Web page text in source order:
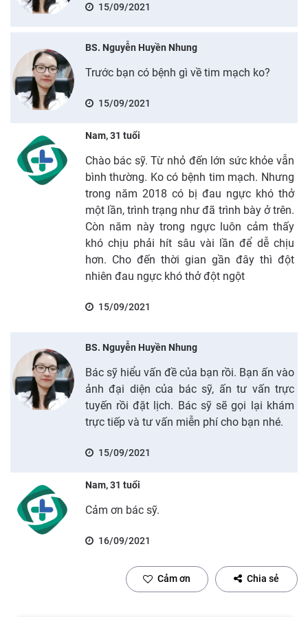
15/09/2021
BS. Nguyễn Huyền Nhung
Trước bạn có bệnh gì về tim mạch ko?
15/09/2021
Nam, 31 tuổi
Chào bác sỹ. Từ nhỏ đến lớn sức khỏe vẫn
bình thường. Ko có bệnh tim mạch. Nhưng
trong năm 2018 có bị đau ngực khó thở
một lần, trình trạng như đã trình bày ở trên.
Còn năm này trong ngực luôn cảm thấy
khó chịu phải hít sâu vài lần để dễ chịu
hơn. Cho đến thời gian gần đây thì đột
nhiên đau ngực khó thở đột ngột
15/09/2021
BS. Nguyễn Huyền Nhung
Bác sỹ hiểu vấn đề của bạn rồi. Bạn ấn vào
ảnh đại diện của bác sỹ, ấn tư vấn trực
tuyến rồi đặt lịch. Bác sỹ sẽ gọi lại khám
trực tiếp và tư vấn miễn phí cho bạn nhé.
15/09/2021
Nam, 31 tuổi
Cảm ơn bác sỹ.
16/09/2021
Cảm ơn Chia sẻ